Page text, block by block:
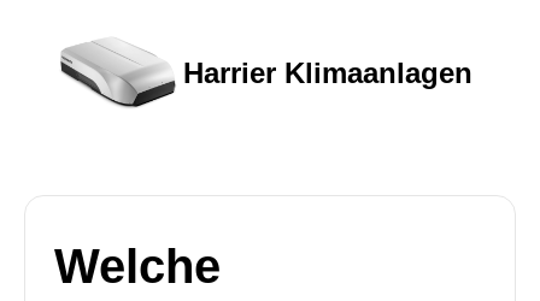
Harrier Klimaanlagen
Welche